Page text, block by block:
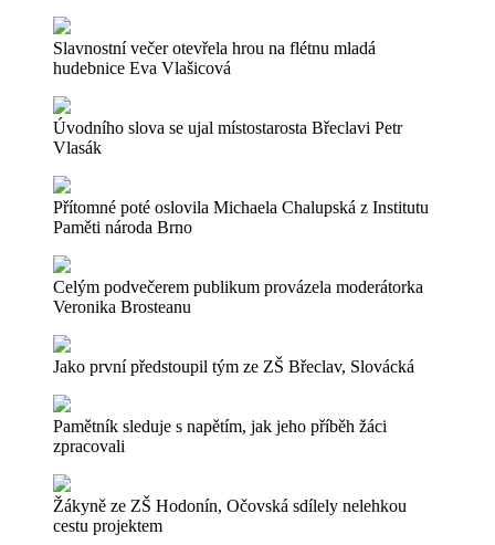
Slavnostní večer otevřela hrou na flétnu mladá
hudebnice Eva Vlašicová
Úvodního slova se ujal místostarosta Břeclavi Petr
Vlasák
Přítomné poté oslovila Michaela Chalupská z Institutu
Paměti národa Brno
Celým podvečerem publikum provázela moderátorka
Veronika Brosteanu
Jako první předstoupil tým ze ZŠ Břeclav, Slovácká
Pamětník sleduje s napětím, jak jeho příběh žáci
zpracovali
Žákyně ze ZŠ Hodonín, Očovská sdílely nelehkou
cestu projektem